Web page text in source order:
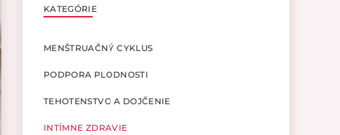
KATEGÓRIE
MENŠTRUAČNÝ CYKLUS
PODPORA PLODNOSTI
TEHOTENSTVO A DOJČENIE
INTÍMNE ZDRAVIE